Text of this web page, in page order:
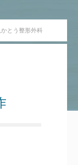
とう整形外科